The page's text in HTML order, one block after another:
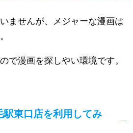
ませんが、メジャーな漫画は
で漫画を探しやい環境です。
駅東口店を利用してみ